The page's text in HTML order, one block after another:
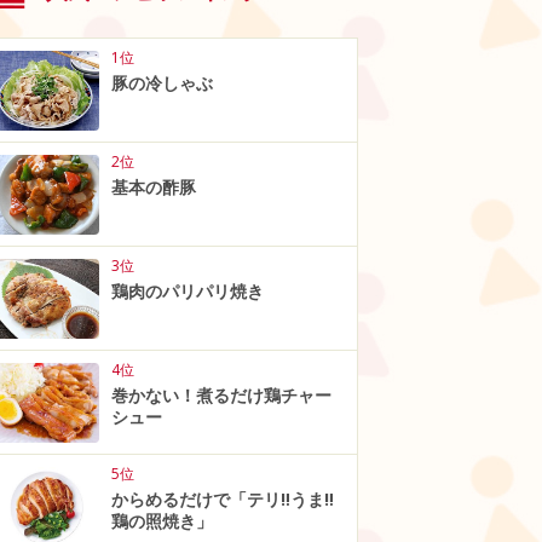
1位
豚の冷しゃぶ
2位
基本の酢豚
3位
鶏肉のパリパリ焼き
4位
巻かない！煮るだけ鶏チャー
シュー
5位
からめるだけで「テリ‼うま‼
鶏の照焼き」